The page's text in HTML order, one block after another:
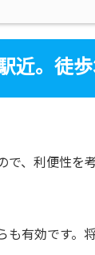
近。徒歩
で、利便性を
も有効です。